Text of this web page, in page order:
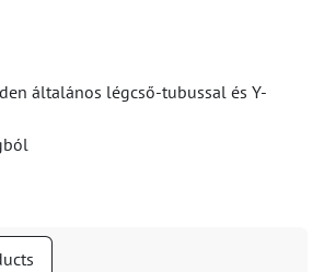
általános légcső-tubussal és Y-